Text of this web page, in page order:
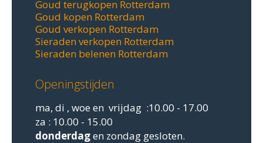
Goud terugkopen Rotterdam
Goud kopen Rotterdam
Goud verkopen Rotterdam
Sieraden verkopen Rotterdam
Sieraden belenen Rotterdam
Openingstijden
ma, di , woe en vrijdag :10.00 - 17.00
za : 10.00 - 15.00
donderdagen zondag gesloten.